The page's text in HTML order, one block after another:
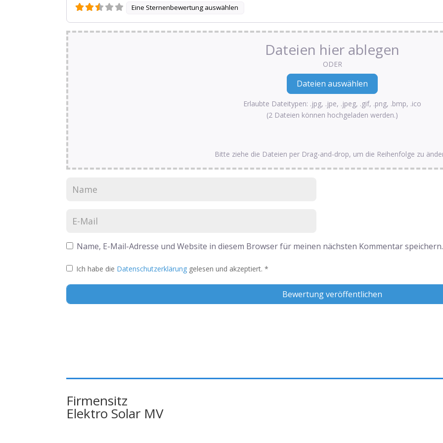
Eine Sternenbewertung auswählen
Dateien hier ablegen
ODER
Erlaubte Dateitypen: .jpg, .jpe, .jpeg, .gif, .png, .bmp, .ico
(2 Dateien können hochgeladen werden.)
Bitte ziehe die Dateien per Drag-and-drop, um die Reihenfolge zu
Name, E-Mail-Adresse und Website in diesem Browser für meinen nächsten Kommentar speichern.
Ich habe die Datenschutzerklärung gelesen und akzeptiert. *
Firmensitz
Elektro Solar MV